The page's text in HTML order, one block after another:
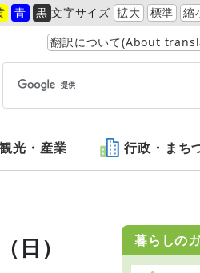
青 黒 文字サイズ 拡大 標準 縮
翻訳について(About
観光・産業 行政・まち
日）
暮らしの